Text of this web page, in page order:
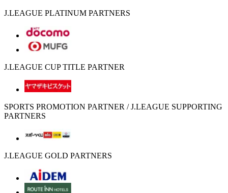
J.LEAGUE PLATINUM PARTNERS
J.LEAGUE CUP TITLE PARTNER
SPORTS PROMOTION PARTNER / J.LEAGUE SUPPORTING
PARTNERS
J.LEAGUE GOLD PARTNERS